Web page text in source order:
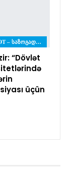
CƏMIYYƏT – ᲡᲐᲖᲝᲒᲐᲓᲝᲔᲑᲐ
“Dövlət
üçün